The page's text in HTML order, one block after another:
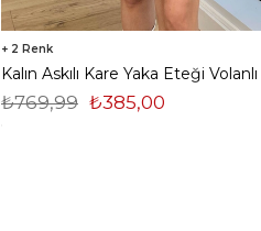
2
₺385,00
₺769,99